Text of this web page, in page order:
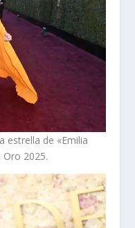
estrella de «Emilia
Oro 2025.